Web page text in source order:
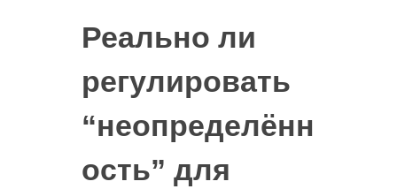
Реально ли
регулировать
“неопределённ
ость” для